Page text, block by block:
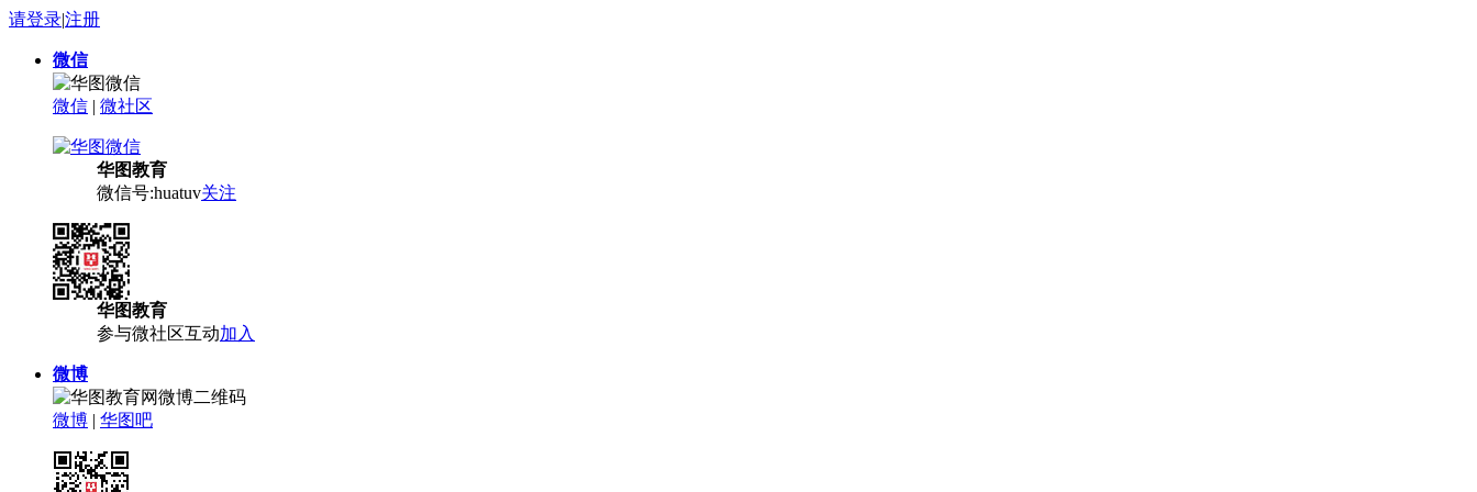
请登录|注册
微信
微信 | 微社区
华图教育
微信号:huatuv关注
华图教育
参与微社区互动加入
微博
微博 | 华图吧